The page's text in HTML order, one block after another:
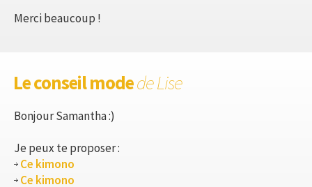
Merci beaucoup !
Le conseil modede Lise
Bonjour Samantha :)
Je peux te proposer :
Ce kimono
Ce kimono